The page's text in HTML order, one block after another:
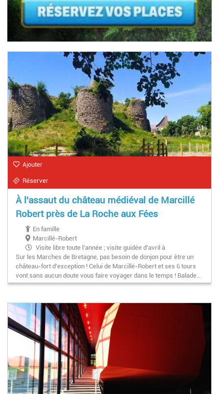
Ajouter
Réserver
À l'assaut du château médiéval de Marcillé
Robert près de La Roche aux Fées
En famille
Marcillé-Robert
Visite libre toute l'année ; visite guidée d'avril à
septembre et Atelier Croqueur de juin à septembre.
Sur les Marches de Bretagne, pas besoin de donjon pour être un
château-fort d'exception ! Celui de Marcillé-Robert et ses 6 tours
vont sans aucun doute vous faire voyager dans le temps ! Balade…